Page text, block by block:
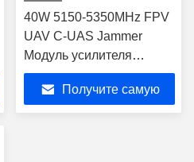
40W 5150-5350MHz FPV
UAV C-UAS Jammer
Модуль усилителя
мощности RF
Получите самую